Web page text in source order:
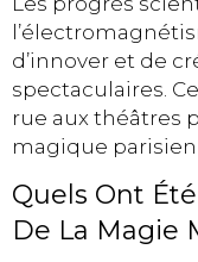
d’innover et de
spectaculaires.
rue aux théâtres
magique
Quels Ont
De La Magie